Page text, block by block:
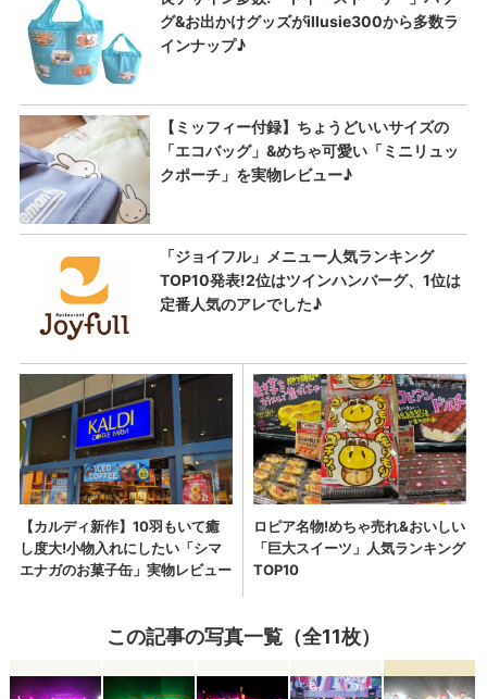
この記事の写真一覧（全11枚）